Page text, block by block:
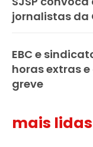
jornalistas da
EBC e
horas extras
greve
mais lidas